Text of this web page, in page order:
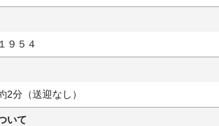
９５４
2分（送迎なし）
いて